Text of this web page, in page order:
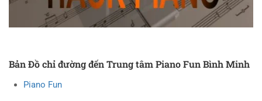
Bản Đồ chỉ đường đến Trung tâm Piano Fun Bình Minh
Piano Fun